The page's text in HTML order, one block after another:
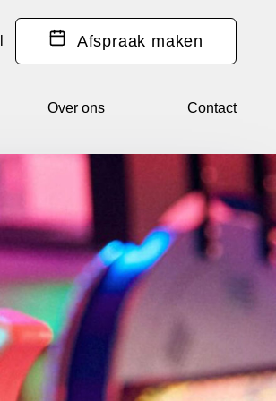
Afspraak maken
Over ons Contact